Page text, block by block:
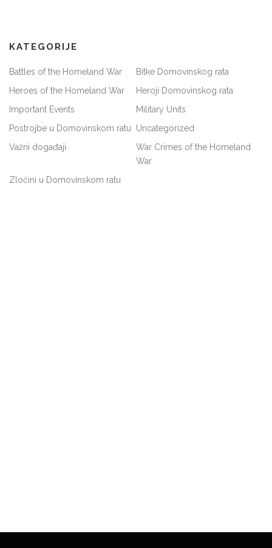
KATEGORIJE
Battles of the Homeland War
Bitke Domovinskog rata
Heroes of the Homeland War
Heroji Domovinskog rata
Important Events
Military Units
Postrojbe u Domovinskom ratu
Uncategorized
Važni događaji
War Crimes of the Homeland
War
Zločini u Domovinskom ratu